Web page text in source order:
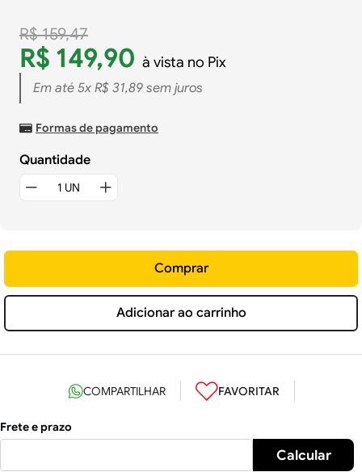
R$ 159,47
R$ 149,90 à vista no Pix
Em até 5x R$ 31,89sem juros
Formas de pagamento
Quantidade
Adicionar ao carrinho
Comprar